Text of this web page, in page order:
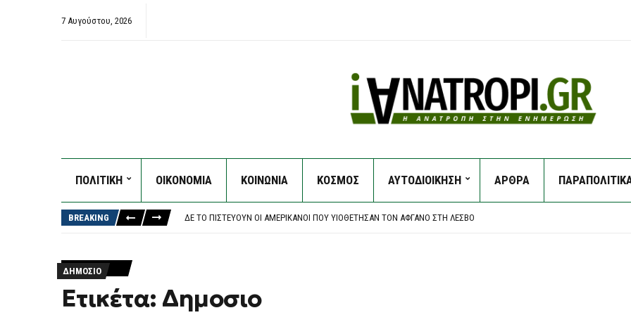
7 Αυγούστου, 2026
ΠΟΛΙΤΙΚΗ ΟΙΚΟΝΟΜΙΑ ΚΟΙΝΩΝΙΑ ΚΟΣΜΟΣ ΑΥΤΟΔΙΟΙΚΗΣΗ ΑΡΘΡΑ
BREAKING
ΣΤΗ ΦΥΛΑΚΉ Ο ΔΉΜΑΡΧΟΣ ΣΤΥΛΊΔΑΣ ΚΙ ΆΛΛΟΙ ΔΎΟ ΓΙΑ ΤΗ ΜΕΓΆΛΗ ΦΩΤΙΆ ΣΤΗ ΒΟΙΩΤΊΑ
ΔΕ ΤΟ ΠΙΣΤΕΎΟΥΝ ΟΙ ΑΜΕΡΙΚΑΝΟΊ ΠΟΥ ΥΙΟΘΈΤΗΣΑΝ ΤΟΝ ΑΦΓΑΝΌ ΣΤΗ ΛΈΣΒΟ
ΔΗΜΟΣΙΟ
Ετικέτα: Δημοσιο